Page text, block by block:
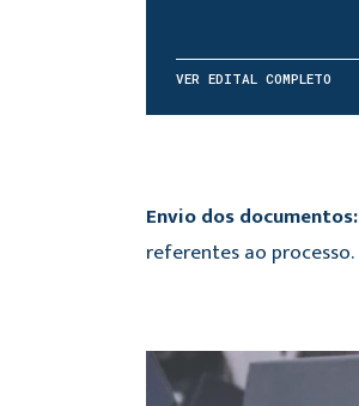
VER EDITAL COMPLETO
Envio dos documentos:
referentes ao processo.